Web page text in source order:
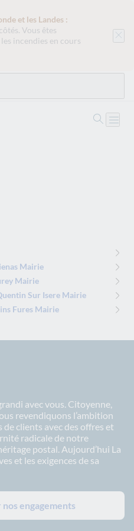
et les Landes :
Vous êtes
incendies en cours
Mairie
Mairie
Sur Isere Mairie
Fures Mairie
avec vous. Citoyenne,
revendiquons l’ambition
de clients avec des offres et
radicale de notre
postal. Aujourd’hui La
et les exigences de sa
engagements